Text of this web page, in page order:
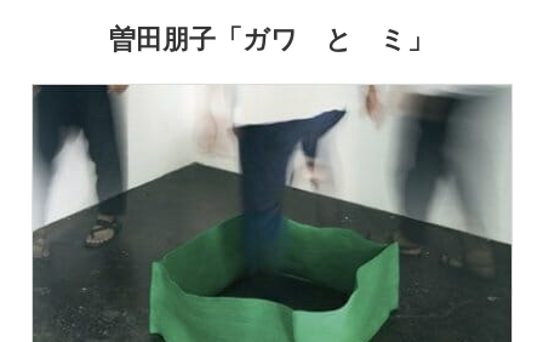
曽田朋子「ガワ と ミ」